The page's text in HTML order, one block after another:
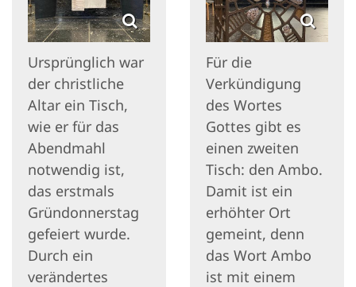
Ursprünglich war
der christliche
Altar ein Tisch,
wie er für das
Abendmahl
notwendig ist,
das erstmals
Gründonnerstag
gefeiert wurde.
Durch ein
verändertes
Für die
Verkündigung
des Wortes
Gottes gibt es
einen zweiten
Tisch: den Ambo.
Damit ist ein
erhöhter Ort
gemeint, denn
das Wort Ambo
ist mit einem